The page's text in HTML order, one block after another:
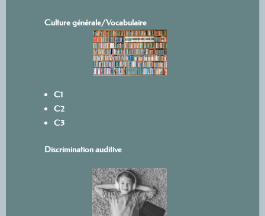
Culture générale/Vocabulaire
C1
C2
C3
Discrimination auditive